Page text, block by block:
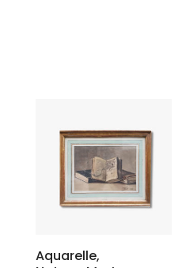
Aquarelle,